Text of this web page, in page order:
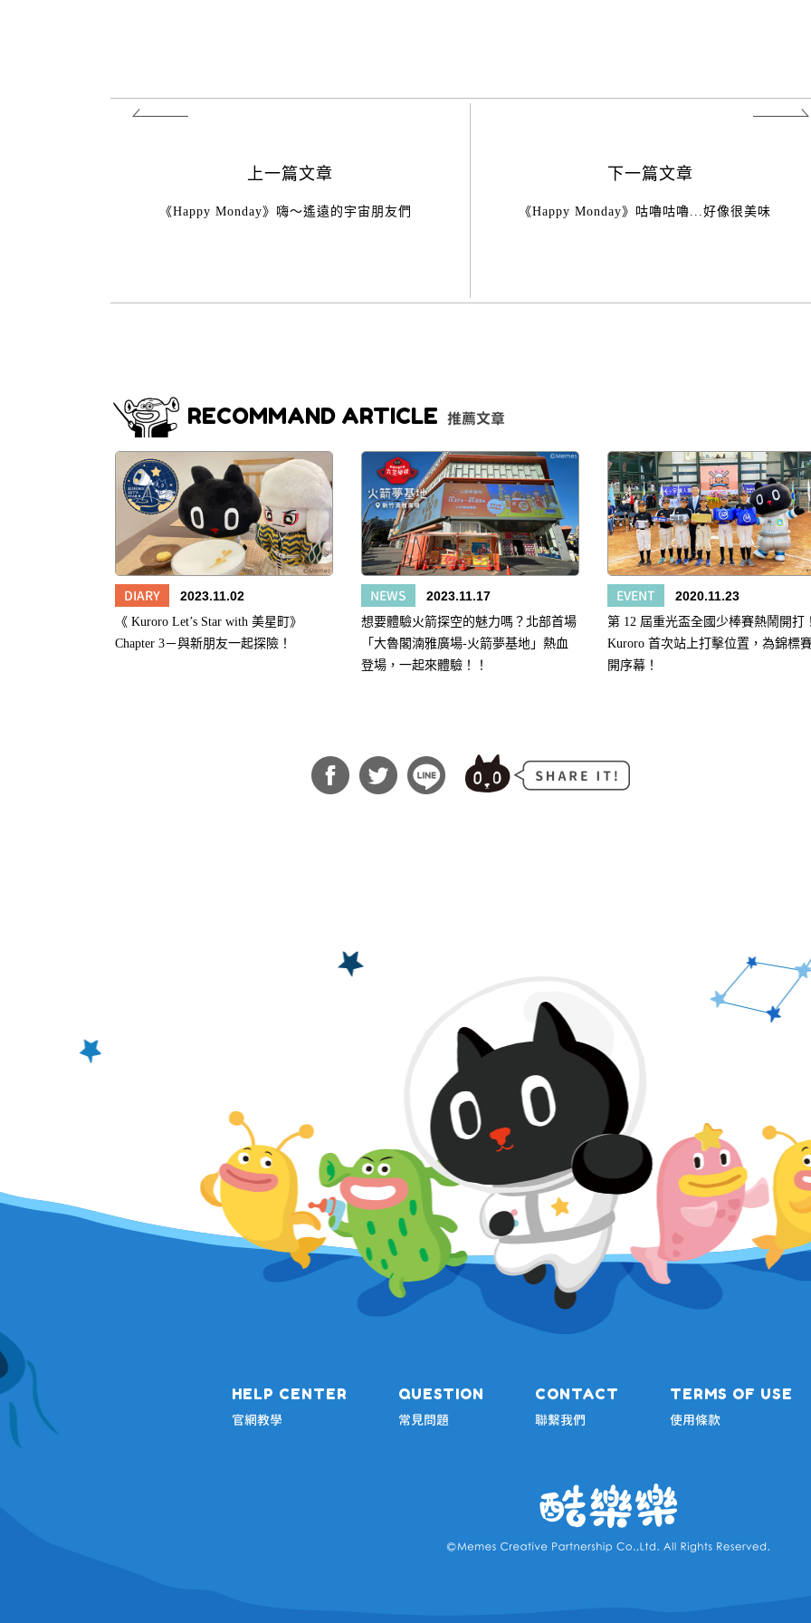
上一篇文章
《Happy Monday》嗨～遙遠的宇宙朋友們
下一篇文章
《Happy Monday》咕嚕咕嚕...好像很美味
RECOMMAND ARTICLE 推薦文章
DIARY 2023.11.02
《 Kuroro Let’s Star with 美星町》
Chapter 3－與新朋友一起探險！
NEWS 2023.11.17
想要體驗火箭探空的魅力嗎？北部首場
「大魯閣湳雅廣場-火箭夢基地」熱血
登場，一起來體驗！！
EVENT 2020.11.23
第 12 屆重光盃全國少棒賽熱鬧開打
Kuroro 首次站上打擊位置，為錦標
開序幕！
HELP CENTER
官網教學
QUESTION
常見問題
CONTACT
聯繫我們
TERMS OF USE
使用條款